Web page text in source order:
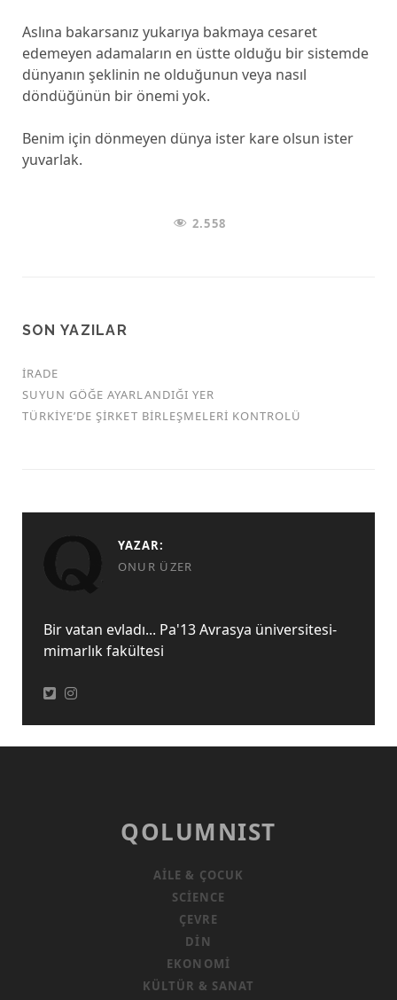
Aslına bakarsanız yukarıya bakmaya cesaret
edemeyen adamaların en üstte olduğu bir sistemde
dünyanın şeklinin ne olduğunun veya nasıl
döndüğünün bir önemi yok.
Benim için dönmeyen dünya ister kare olsun ister
yuvarlak.
2.558
SON YAZILAR
İRADE
SUYUN GÖĞE AYARLANDIĞI YER
TÜRKİYE’DE ŞİRKET BİRLEŞMELERİ KONTROLÜ
YAZAR:
ONUR ÜZER
Bir vatan evladı... Pa'13 Avrasya üniversitesi-
mimarlık fakültesi
QOLUMNIST
AILE & ÇOCUK
SCIENCE
ÇEVRE
DIN
EKONOMI
KÜLTÜR & SANAT